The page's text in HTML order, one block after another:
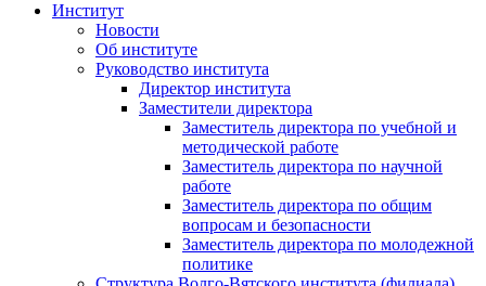
Институт
Новости
Об институте
Руководство института
Директор института
Заместители директора
Заместитель директора по учебной и
методической работе
Заместитель директора по научной
работе
Заместитель директора по общим
вопросам и безопасности
Заместитель директора по молодежной
политике